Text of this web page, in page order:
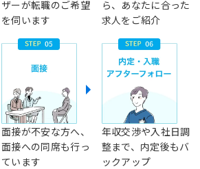
ザーが転職のご希望
を伺います
ら、あなたに合った
求人をご紹介
面接が不安な方へ、
面接への同席も行っ
ています
年収交渉や入社日調
整まで、内定後もバ
ックアップ